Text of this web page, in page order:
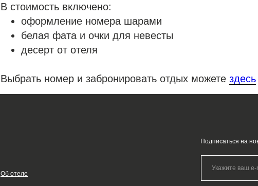
В стоимость включено:
оформление номера шарами
белая фата и очки для невесты
⁠десерт от отеля
Выбрать номер и забронировать отдых можете здесь
Подписаться на
Об отеле